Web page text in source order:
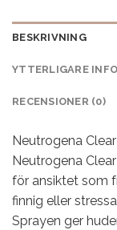
BESKRIVNING
YTTERLIGARE
RECENSIONER (0)
Neutrogena
Neutrogena
för ansiktet som
finnig eller
Sprayen ger